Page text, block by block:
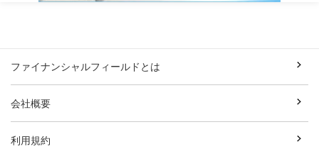
ファイナンシャルフィールドとは
会社概要
利用規約